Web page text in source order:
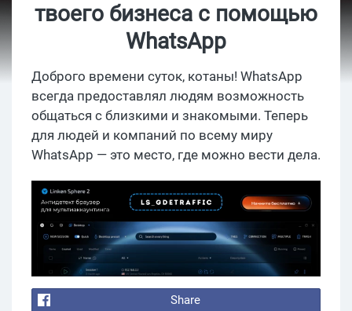
твоего бизнеса с помощью
WhatsApp
Доброго времени суток, котаны! WhatsApp
всегда предоставлял людям возможность
общаться с близкими и знакомыми. Теперь
для людей и компаний по всему миру
WhatsApp — это место, где можно вести дела.
Share